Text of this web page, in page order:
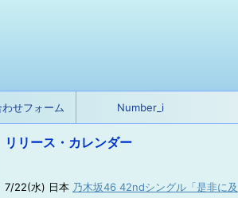
せフォーム Number_i
リリース・カレンダー
7/22(水) 日本 乃木坂46 42ndシングル「是非に及